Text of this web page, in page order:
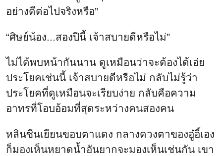
อย่างดีต่อไปจริงหรือ”
“ศิษย์น้อง...สองปีนี้ เจ้าสบายดีหรือไม่”
ไม่ได้พบหน้ากันนาน ดูเหมือนว่าจะต้องได้เอ่ย
ประโยคเช่นนี้ เจ้าสบายดีหรือไม่ กลับไม่รู้ว่า
ประโยคที่ดูเหมือนจะเรียบง่าย กลับคือความ
อาทรที่โอบอ้อมที่สุดระหว่างคนสองคน
หลินซีนเยียนขอบตาแดง กลางดวงตาของอู๋อี้เอง
ก็มองเห็นหยาดน้ำอันยากจะมองเห็นเช่นกัน เขา